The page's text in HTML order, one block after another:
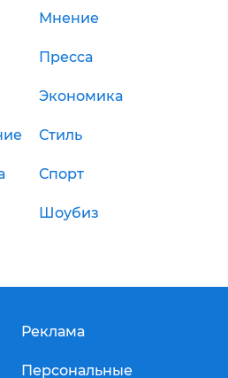
Мнение
Пресса
Экономика
Стиль
Спорт
Шоубиз
Реклама
Персональные